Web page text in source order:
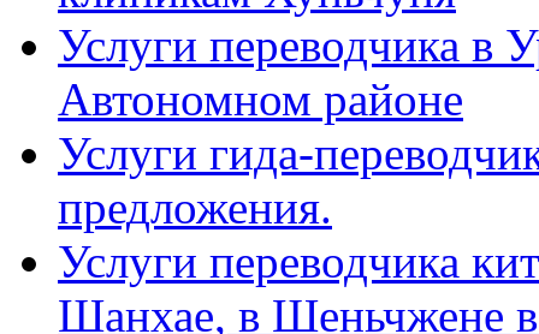
Услуги переводчика в
Автономном районе
Услуги гида-
предложения.
Услуги переводчика
Шанхае, в Шеньчжене